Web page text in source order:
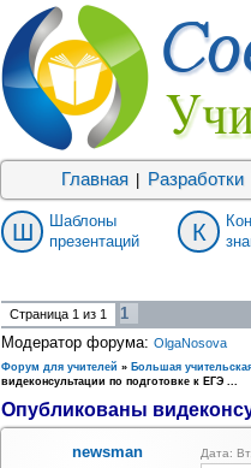
Главная Разработки
Ш
Шаблоны
презентаций
К
Страница 1 из 1
1
Модератор форума: OlgaNosova
Форум для учителей » Большая
видеконсультации по подготовке к ЕГЭ ...
Опубликованы
newsman Дата: